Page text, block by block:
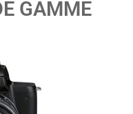
GAMME